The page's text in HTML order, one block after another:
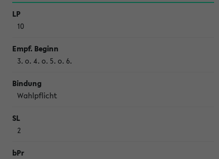
10
3. o. 4. o. 5. o. 6.
Wahl­pflicht
2